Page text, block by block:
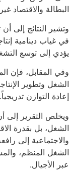
البطالة والاقتصاد
وتشير النتائج إلى
في غياب دينامية
يؤدي إلى توسع
وفي المقابل، فإن
الشغل وتطوير
إعادة التوازن تدريجياً.
ويخلص التقرير إلى
الشغل، بل بقدرة
والاجتماعية إلى
الشغل المنظم،
عبر الأجيال.